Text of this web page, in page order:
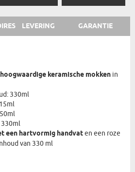
LEVERING GARANTIE
keramische mokken in
330ml
330ml
een hartvormig handvaten een roze
van 330 ml